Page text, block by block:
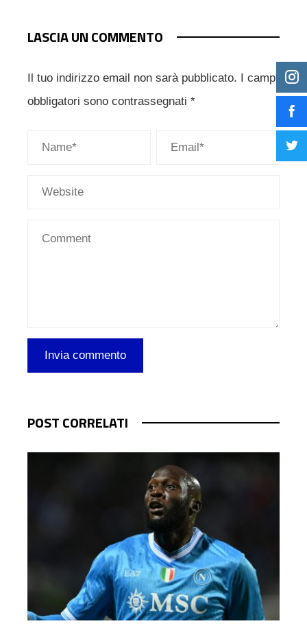
LASCIA UN COMMENTO
Il tuo indirizzo email non sarà pubblicato. I campi
obbligatori sono contrassegnati *
POST CORRELATI